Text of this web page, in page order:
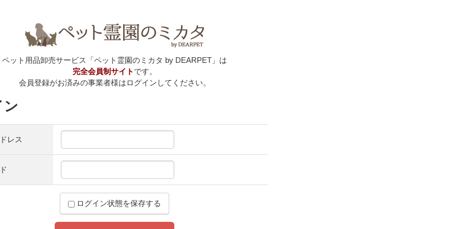
ペット用品卸売サービス「ペット霊園のミカタ by DEARPET」は
完全会員制サイト です。
会員登録がお済みの事業者様はログインしてください。
ン
レス
ログイン状態を保存する